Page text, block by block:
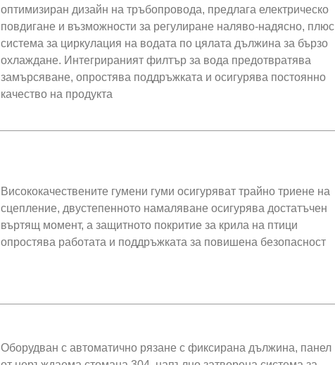
оптимизиран дизайн на тръбопровода, предлага електрическо
повдигане и възможности за регулиране наляво-надясно, плюс
система за циркулация на водата по цялата дължина за бързо
охлаждане. Интегрираният филтър за вода предотвратява
замърсяване, опростява поддръжката и осигурява постоянно
качество на продукта
Висококачествените гумени гуми осигуряват трайно триене на
сцепление, двустепенното намаляване осигурява достатъчен
въртящ момент, а защитното покритие за крила на птици
опростява работата и поддръжката за повишена безопасност
Оборудван с автоматично рязане с фиксирана дължина, панел